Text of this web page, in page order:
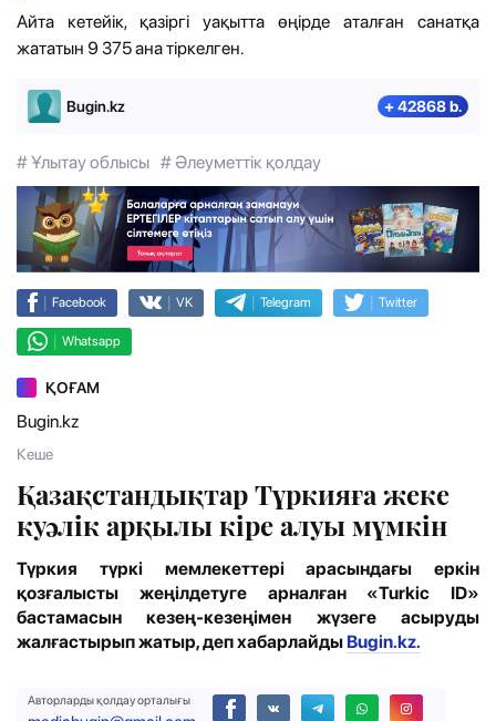
Айта кетейік, қазіргі уақытта өңірде аталған санатқа
жататын 9 375 ана тіркелген.
Bugin.kz + 42868 b.
# Ұлытау облысы # Әлеуметтік қолдау
| Facebook | VK | Telegram | Twitter
| Whatsapp
ҚОҒАМ
Bugin.kz
Кеше
Қазақстандықтар Түркияға жеке
куәлік арқылы кіре алуы мүмкін
Түркия түркі мемлекеттері арасындағы еркін
қозғалысты жеңілдетуге арналған «Turkic ID»
бастамасын кезең-кезеңімен жүзеге асыруды
жалғастырып жатыр, деп хабарлайды Bugin.kz.
Авторларды қолдау орталығы